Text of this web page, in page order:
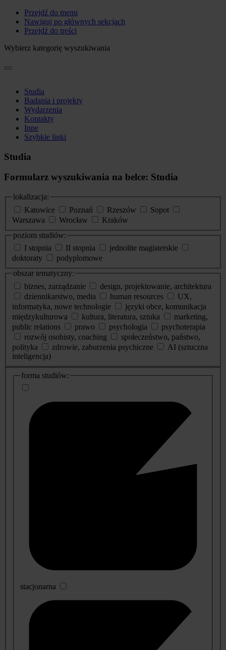
Przejdź do menu
Nawiguj po głównych sekcjach
Przejdź do treści
Wybierz kategorię wyszukiwania
Studia
Badania i projekty
Wydarzenia
Kontakty
Inne
Szybkie linki
Studia
Formularz wyszukiwania na belce: Studia
lokalizacja:
Katowice
Poznań Rzeszów
Sopot
Warszawa
Wrocław
Kraków
poziom studiów:
I stopnia
II stopnia
jednolite magisterskie
doktoraty
podyplomowe
obszar tematyczny:
biznes, zarządzanie
design, projektowanie, architektura
dziennikarstwo, media
human resources
UX,
informatyka, nowe technologie
języki obce, komunikacja
międzykulturowa
kultura, literatura, sztuka
marketing,
public relations
prawo psychologia
psychoterapia
rozwój osobisty, coaching
społeczeństwo, państwo,
polityka
zdrowie, zaburzenia psychiczne
AI (sztuczna
inteligencja)
dodatkowe
informacje
forma studiów:
stacjonarna